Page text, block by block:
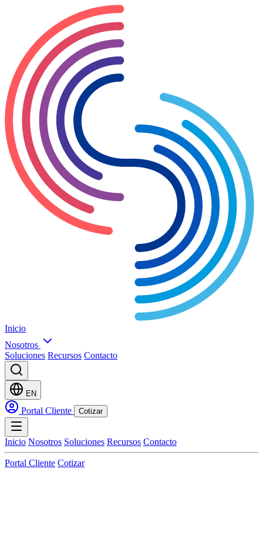
Inicio
Nosotros
Soluciones Recursos Contacto
EN
Portal Cliente Cotizar
Inicio Nosotros Soluciones Recursos Contacto
Portal Cliente Cotizar